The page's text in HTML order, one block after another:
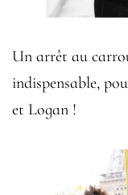
Un arrêt au
indispensable,
et Logan !